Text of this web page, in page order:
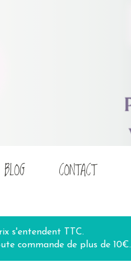
BLOG CONTACT
s'entendent TTC.
commande de plus de 10€.